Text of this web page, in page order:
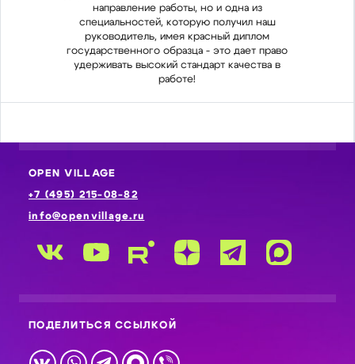
направление работы, но и одна из
специальностей, которую получил наш
руководитель, имея красный диплом
государственного образца - это дает право
удерживать высокий стандарт качества в
работе!
OPEN VILLAGE
+7 (495) 215-08-82
info@openvillage.ru
ПОДЕЛИТЬСЯ ССЫЛКОЙ